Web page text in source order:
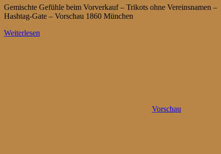
Gemischte Gefühle beim Vorverkauf – Trikots ohne Vereinsnamen –
Hashtag-Gate – Vorschau 1860 München
Weiterlesen
Vorschau